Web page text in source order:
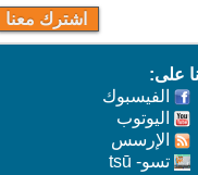
على:
الفيسبوك
اليوتوب
اﻹرسس
تسو- tsū